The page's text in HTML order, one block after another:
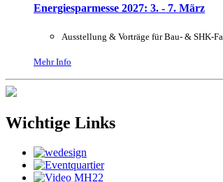
Energiesparmesse 2027: 3. - 7. März
Ausstellung & Vorträge für Bau- & SHK-
Mehr Info
Wichtige Links